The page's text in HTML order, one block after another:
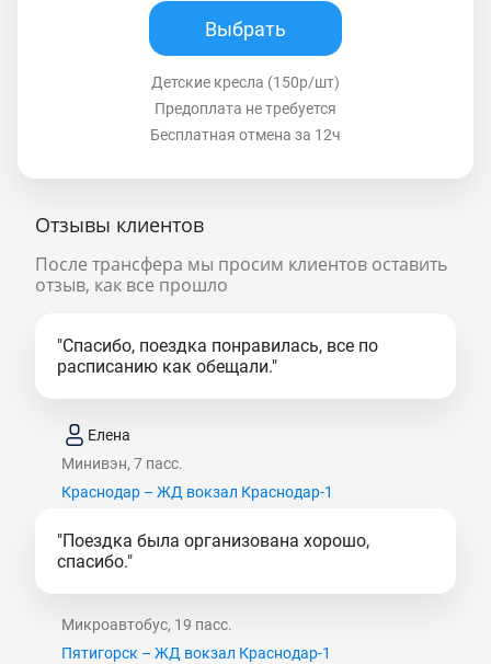
Выбрать
Детские кресла (150р/шт)
Предоплата не требуется
Бесплатная отмена за 12ч
Отзывы клиентов
После трансфера мы просим клиентов оставить
отзыв, как все прошло
"Спасибо, поездка понравилась, все по
расписанию как обещали."
Елена
Минивэн, 7 пасс.
Краснодар – ЖД вокзал Краснодар-1
"Поездка была организована хорошо,
спасибо."
Микроавтобус, 19 пасс.
Пятигорск – ЖД вокзал Краснодар-1